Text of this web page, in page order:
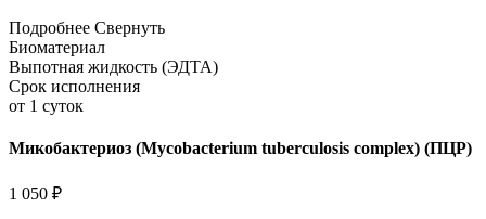
Подробнее Свернуть
Биоматериал
Выпотная жидкость (ЭДТА)
Срок исполнения
от 1 суток
Микобактериоз (Mycobacterium tuberculosis complex) (ПЦР)
1 050 ₽